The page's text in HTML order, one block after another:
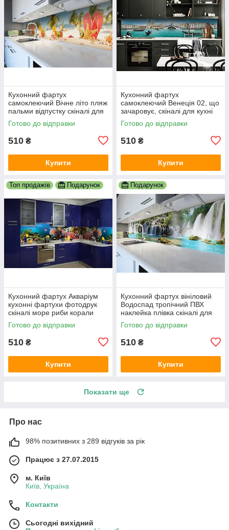
Кухонний фартух
самоклеючий Вічне літо пляж
пальми відпустку скіналі для
кухні наклейка ПВХ беж
600х2000 мм
Готово до відправки
510 ₴
Купити
Кухонний фартух
самоклеючий Венеція 02, що
зачаровує, скіналі для кухні
наклейка ПВХ гондоли
600х2000 мм
Готово до відправки
510 ₴
Купити
Топ продажів Подарунок
Кухонний фартух Акваріум
кухонні фартухи фотодрук
скіналі море риби корали
600х2000 мм
Готово до відправки
510 ₴
Купити
Подарунок
Кухонний фартух вініловий
Водоспад тропічний ПВХ
наклейка плівка скіналі для
кухні блакитний 600х2000 мм
Готово до відправки
510 ₴
Купити
Показати ще
Про нас
98% позитивних з 289 відгуків за рік
Працює з 27.07.2015
м. Київ
Київ, Україна
Контакти
Сьогодні вихідний